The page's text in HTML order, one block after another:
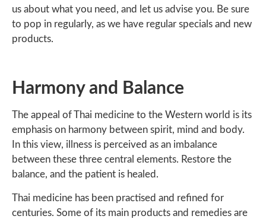
us about what you need, and let us advise you. Be sure
to pop in regularly, as we have regular specials and new
products.
Harmony and Balance
The appeal of Thai medicine to the Western world is its
emphasis on harmony between spirit, mind and body.
In this view, illness is perceived as an imbalance
between these three central elements. Restore the
balance, and the patient is healed.
Thai medicine has been practised and refined for
centuries. Some of its main products and remedies are